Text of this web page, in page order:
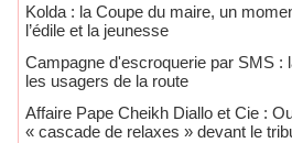
Kolda : la Coupe du maire, un
l’édile et la jeunesse
Campagne d'escroquerie par SMS :
les usagers de la route
Affaire Pape Cheikh Diallo et Cie :
« cascade de relaxes » devant le